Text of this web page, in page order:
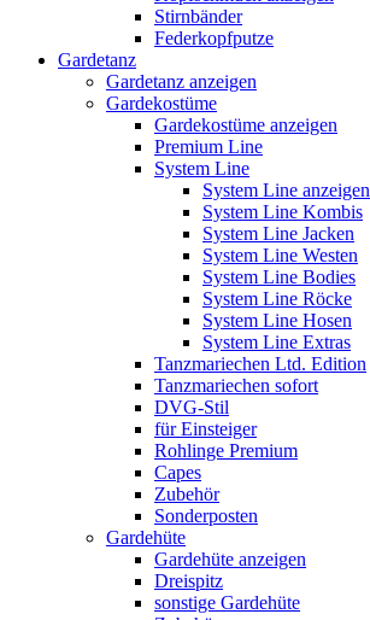
Stirnbänder
Federkopfputze
Gardetanz
Gardetanz anzeigen
Gardekostüme
Gardekostüme anzeigen
Premium Line
System Line
System Line anzeigen
System Line Kombis
System Line Jacken
System Line Westen
System Line Bodies
System Line Röcke
System Line Hosen
System Line Extras
Tanzmariechen Ltd. Edition
Tanzmariechen sofort
DVG-Stil
für Einsteiger
Rohlinge Premium
Capes
Zubehör
Sonderposten
Gardehüte
Gardehüte anzeigen
Dreispitz
sonstige Gardehüte